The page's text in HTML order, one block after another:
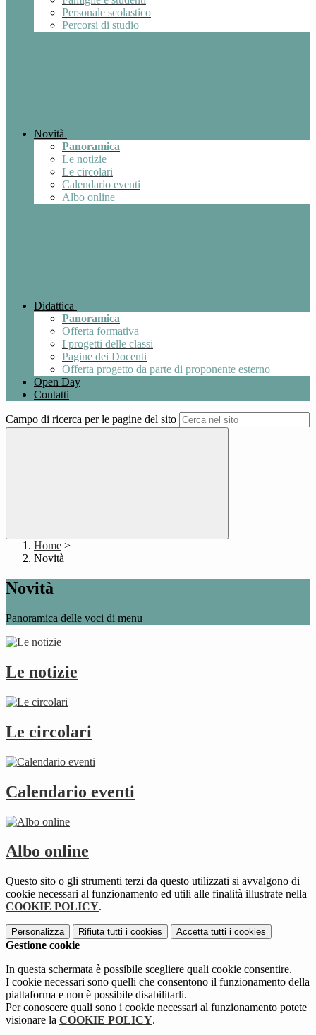
Personale scolastico
Percorsi di studio
Novità
Panoramica
Le notizie
Le circolari
Calendario eventi
Albo online
Didattica
Panoramica
Offerta formativa
I progetti delle classi
Pagine dei Docenti
Offerta progetto da parte di proponente esterno
Open Day
Contatti
Campo di ricerca per le pagine del sito
Home >
Novità
Novità
Panoramica delle voci di menu
Le notizie
Le circolari
Calendario eventi
Albo online
Questo sito o gli strumenti terzi da questo utilizzati si avvalgono di
cookie necessari al funzionamento ed utili alle finalità illustrate nella
COOKIE POLICY.
Personalizza Rifiuta tutti i cookies Accetta tutti i cookies
Gestione cookie
In questa schermata è possibile scegliere quali cookie consentire.
I cookie necessari sono quelli che consentono il funzionamento della
piattaforma e non è possibile disabilitarli.
Per conoscere quali sono i cookie necessari al funzionamento potete
visionare la COOKIE POLICY.